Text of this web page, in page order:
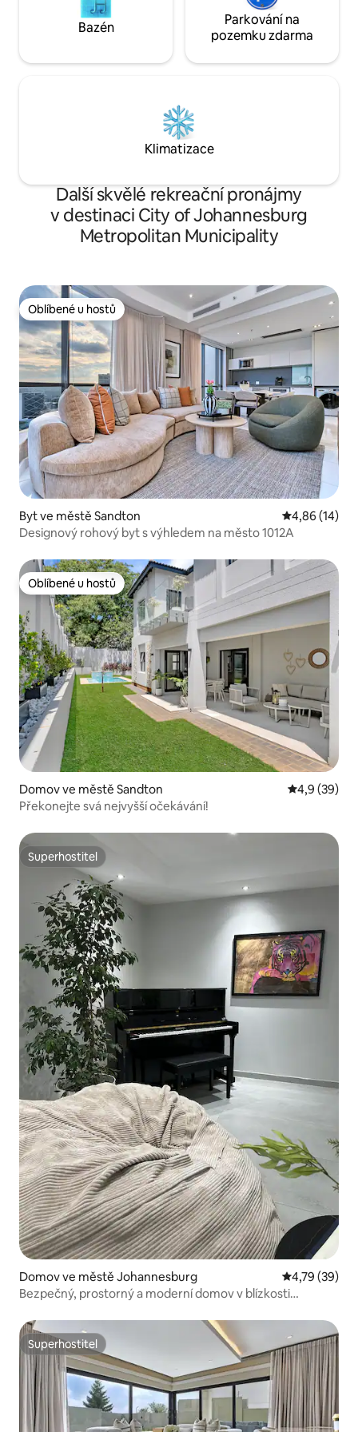
Bazén
Parkování na
pozemku zdarma
Klimatizace
Další skvělé rekreační pronájmy
v destinaci City of Johannesburg
Metropolitan Municipality
Oblíbené u hostů
Oblíbené u hostů
Byt ve městě Sandton Průměrné
4,86 (14)
Designový rohový byt s výhledem na město 1012A
Oblíbené u hostů
Oblíbené u hostů
Domov ve městě Sandton Průměrné
4,9 (39)
Překonejte svá nejvyšší očekávání!
Superhostitel
Superhostitel
Domov ve městě Johannesburg Průměrné
4,79 (39)
Bezpečný, prostorný a moderní domov v blízkosti
Superhostitel
Superhostitel